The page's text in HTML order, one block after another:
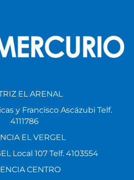
EL ARENAL
y Francisco Ascázubi Telf.
4111786
EL VERGEL
Local 107 Telf. 4103554
CENTRO